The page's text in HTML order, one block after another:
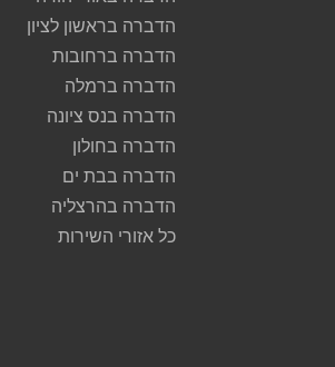
הדברה בראשון לציון
הדברה ברחובות
הדברה ברמלה
הדברה בנס ציונה
הדברה בחולון
הדברה בבת ים
הדברה בהרצליה
כל אזורי השירות